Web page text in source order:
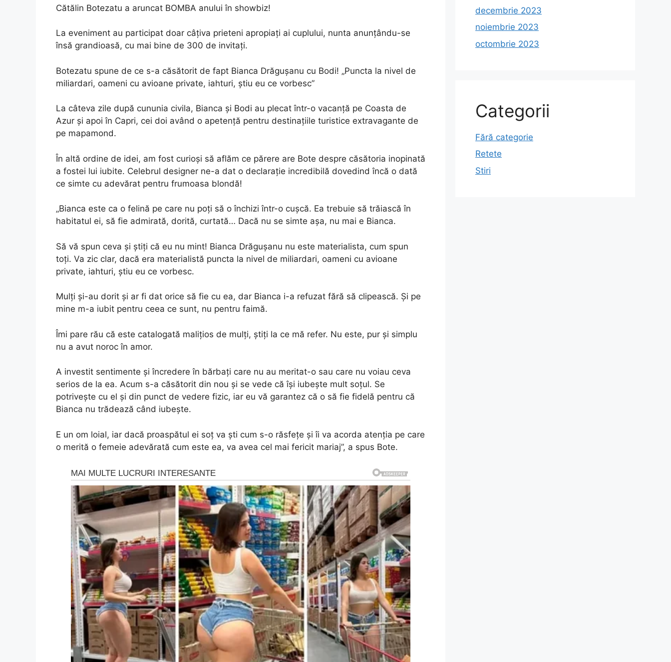
Cătălin Botezatu a aruncat BOMBA anului în showbiz!
La eveniment au participat doar câţiva prieteni apropiaţi ai cuplului, nunta anunţându-se
însă grandioasă, cu mai bine de 300 de invitaţi.
Botezatu spune de ce s-a căsătorit de fapt Bianca Drăguşanu cu Bodi! „Puncta la nivel de
miliardari, oameni cu avioane private, iahturi, ştiu eu ce vorbesc”
La câteva zile după cununia civila, Bianca şi Bodi au plecat într-o vacanţă pe Coasta de
Azur şi apoi în Capri, cei doi având o apetenţă pentru destinaţiile turistice extravagante de
pe mapamond.
În altă ordine de idei, am fost curioşi să aflăm ce părere are Bote despre căsătoria inopinată
a fostei lui iubite. Celebrul designer ne-a dat o declaraţie incredibilă dovedind încă o dată
ce simte cu adevărat pentru frumoasa blondă!
„Bianca este ca o felină pe care nu poţi să o închizi într-o cuşcă. Ea trebuie să trăiască în
habitatul ei, să fie admirată, dorită, curtată… Dacă nu se simte aşa, nu mai e Bianca.
Să vă spun ceva şi ştiţi că eu nu mint! Bianca Drăguşanu nu este materialista, cum spun
toţi. Va zic clar, dacă era materialistă puncta la nivel de miliardari, oameni cu avioane
private, iahturi, ştiu eu ce vorbesc.
Mulţi şi-au dorit şi ar fi dat orice să fie cu ea, dar Bianca i-a refuzat fără să clipească. Şi pe
mine m-a iubit pentru ceea ce sunt, nu pentru faimă.
Îmi pare rău că este catalogată maliţios de mulţi, ştiţi la ce mă refer. Nu este, pur şi simplu
nu a avut noroc în amor.
A investit sentimente şi încredere în bărbaţi care nu au meritat-o sau care nu voiau ceva
serios de la ea. Acum s-a căsătorit din nou şi se vede că îşi iubeşte mult soţul. Se
potriveşte cu el şi din punct de vedere fizic, iar eu vă garantez că o să fie fidelă pentru că
Bianca nu trădează când iubeşte.
E un om loial, iar dacă proaspătul ei soţ va şti cum s-o răsfeţe şi îi va acorda atenţia pe care
o merită o femeie adevărată cum este ea, va avea cel mai fericit mariaj”, a spus Bote.
decembrie 2023
noiembrie 2023
octombrie 2023
Categorii
Fără categorie
Retete
Stiri